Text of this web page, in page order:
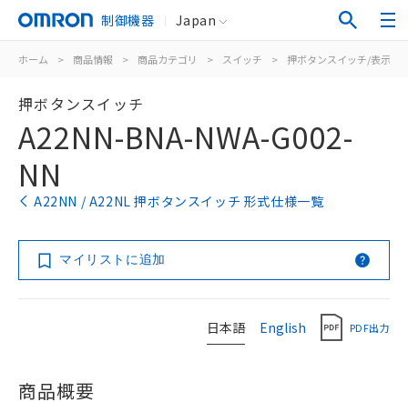
制御機器 Japan
ホーム > 商品情報 > 商品カテゴリ > スイッチ > 押ボタンスイッチ/表示灯
押ボタンスイッチ
A22NN-BNA-NWA-G002-
NN
A22NN / A22NL 押ボタンスイッチ 形式仕様一覧
マイリストに追加
日本語 English PDF出力
商品概要